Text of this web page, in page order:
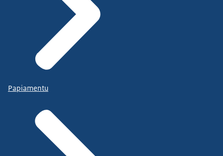
Papiamentu